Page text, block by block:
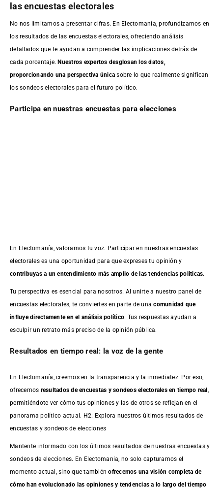
las encuestas electorales
No nos limitamos a presentar cifras. En Electomanía, profundizamos en
los resultados de las encuestas electorales, ofreciendo análisis
detallados que te ayudan a comprender las implicaciones detrás de
cada porcentaje.Nuestros expertos desglosan los datos,
proporcionando una perspectiva única sobre lo que realmente significan
los sondeos electorales para el futuro político.
Participa en nuestras encuestas para elecciones
En Electomanía, valoramos tu voz. Participar en nuestras encuestas
electorales es una oportunidad para que expreses tu opinión y
contribuyas a un entendimiento más amplio de las tendencias políticas.
Tu perspectiva es esencial para nosotros. Al unirte a nuestro panel de
encuestas electorales, te conviertes en parte de unacomunidad que
influye directamente en el análisis político. Tus respuestas ayudan a
esculpir un retrato más preciso de la opinión pública.
Resultados en tiempo real: la voz de la gente
En Electomanía, creemos en la transparencia y la inmediatez. Por eso,
ofrecemos resultados deencuestas y sondeos electorales en tiempo real
permitiéndote ver cómo tus opiniones y las de otros se reflejan en el
panorama político actual. H2: Explora nuestros últimos resultados de
encuestas y sondeos de elecciones
Mantente informado con los últimos resultados de nuestras encuestasy
sondeos de elecciones. En Electomania, no solo capturamos el
momento actual, sino que tambiénofrecemos una visión completa de
cómo han evolucionado las opiniones y tendencias a lo largo del tiempo